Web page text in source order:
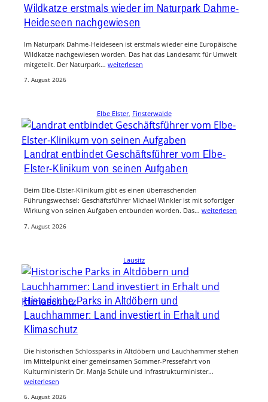
Wildkatze erstmals wieder im Naturpark Dahme-
Heideseen nachgewiesen
Im Naturpark Dahme-Heideseen ist erstmals wieder eine Europäische
Wildkatze nachgewiesen worden. Das hat das Landesamt für Umwelt
mitgeteilt. Der Naturpark… weiterlesen
7. August 2026
Elbe Elster, Finsterwalde
Landrat entbindet Geschäftsführer vom Elbe-
Elster-Klinikum von seinen Aufgaben
Beim Elbe-Elster-Klinikum gibt es einen überraschenden
Führungswechsel: Geschäftsführer Michael Winkler ist mit sofortiger
Wirkung von seinen Aufgaben entbunden worden. Das… weiterlesen
7. August 2026
Lausitz
Historische Parks in Altdöbern und
Lauchhammer: Land investiert in Erhalt und
Klimaschutz
Die historischen Schlossparks in Altdöbern und Lauchhammer stehen
im Mittelpunkt einer gemeinsamen Sommer-Pressefahrt von
Kulturministerin Dr. Manja Schüle und Infrastrukturminister…
weiterlesen
6. August 2026